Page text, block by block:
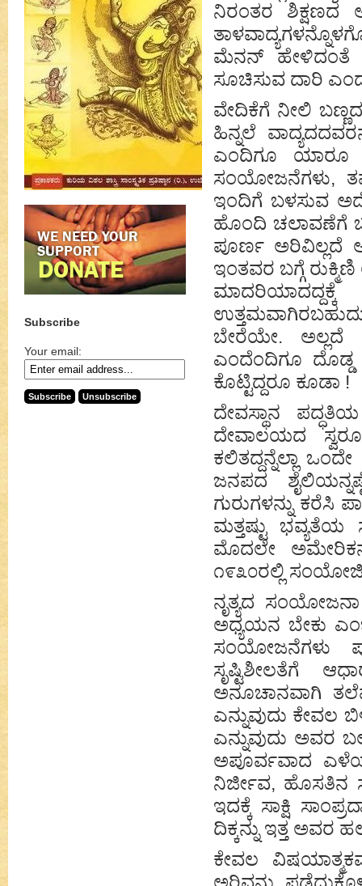
Subscribe
Your email:
ನಿರಂತರ ಶಿಕ್ಷಣದ
ಮೆನನ್ ಹೇಳಿದಂತೆ
ಸೂಚಿಸುವ ದಾರಿ
ವೇದಿಕೆಗೆ ನೀಲಿ
ಹಿನ್ನಲೆ
ಎಂದಿಗೂ ಯಾರೂ
ಸಂಯೋಜನೆಗಳು,
ಇಂದಿಗೆ ಬಳಸುವ
ಹೊಂದಿ ಚಲಾವಣೆಗೆ
ಪೂರ್ಣ ಅರಿವಿಲ್ಲದೆ
ಇಂತವರ ಬಗ್ಗೆ
ಬೇರೆಯೇ. ಅಲ್ಲದೆ
ಎಂದೆಂದಿಗೂ ದೊಡ್ಡ
ಕೊಟ್ಟಿದ್ದರೂ ಕೂಡಾ !
ದೇವಸ್ಥಾನ
ದೇವಾಲಯದ
ಕಲಿತದ್ದನ್ನೆಲ್ಲಾ
ಜನಪದ
ಗುರುಗಳನ್ನು
ಮತ್ತಷ್ಟು ಭವ್ಯತೆಯ
ಮೊದಲೇ
೧೯೩೦ರಲ್ಲಿ
ನೃತ್ಯದ ಸಂಯೋಜನಾ
ಅಧ್ಯಯನ ಬೇಕು
ಸಂಯೋಜನೆಗಳು
ಸೃಷ್ಟಿಶೀಲತೆಗೆ
ಅನೂಚಾನವಾಗಿ
ಎನ್ನುವುದು ಕೇವಲ
ಎನ್ನುವುದು ಅವರ
ಅಪೂರ್ವವಾದ
ನಿರ್ಜೀವ, ಹೊಸತಿನ
ಇದಕ್ಕೆ ಸಾಕ್ಷಿ
ದಿಕ್ಕನ್ನು ಇತ್ತ
ಕೇವಲ